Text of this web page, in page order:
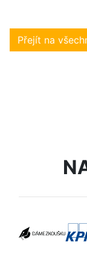
Přejít na